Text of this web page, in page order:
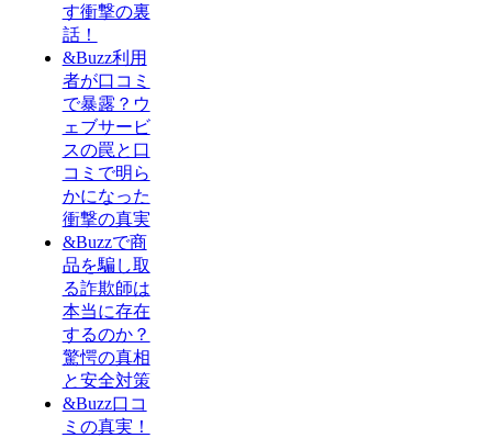
す衝撃の裏
話！
&Buzz利用
者が口コミ
で暴露？ウ
ェブサービ
スの罠と口
コミで明ら
かになった
衝撃の真実
&Buzzで商
品を騙し取
る詐欺師は
本当に存在
するのか？
驚愕の真相
と安全対策
&Buzz口コ
ミの真実！